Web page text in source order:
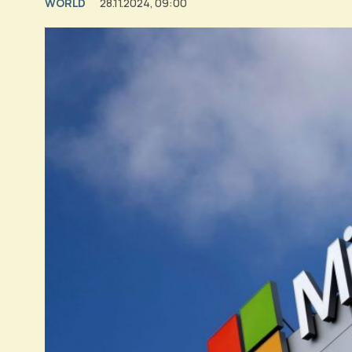
WORLD 28.11.2024, 09:00